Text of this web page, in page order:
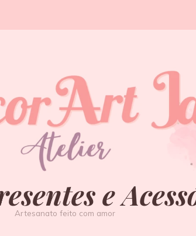
e
Artesanato feito com amor